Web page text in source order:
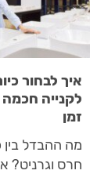
איך לבחור
לקנייה
זמן
מה ההבדל בין
חרס וגרניט?